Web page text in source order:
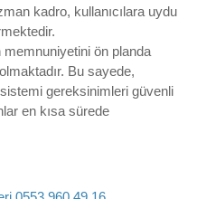
kadro, kullanıcılara uydu
memnuniyetini ön planda
Bu sayede,
gereksinimleri güvenli
en kısa sürede